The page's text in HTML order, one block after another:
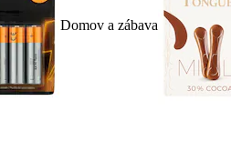
Domov a zábava